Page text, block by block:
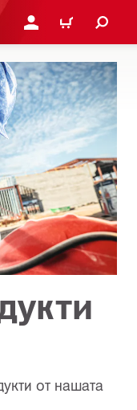
ВЛЕЗ ИЛИ СЕ
КОЛИЧКА
от нашата